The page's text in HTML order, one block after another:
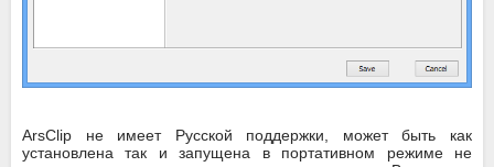
ArsClip не имеет Русской поддержки, может быть как
установлена так и запущена в портативном режиме не